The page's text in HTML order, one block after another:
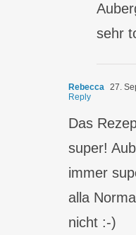
sehr
Rebecca 27.
Reply
Das
super!
immer
alla
nicht :-)